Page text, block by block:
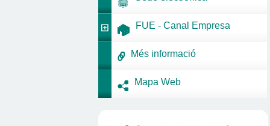
FUE - Canal Empresa
Més informació
Mapa Web